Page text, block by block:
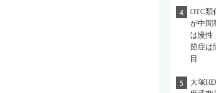
4
OTC類
が中
は慢性
節症
目
5
大塚